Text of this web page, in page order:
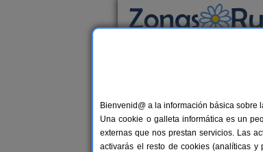
Casas
Bienvenid@ a la información básica
Una cookie o galleta informática es un
externas que nos prestan servicios. Las
activarás el resto de cookies (analíticas y